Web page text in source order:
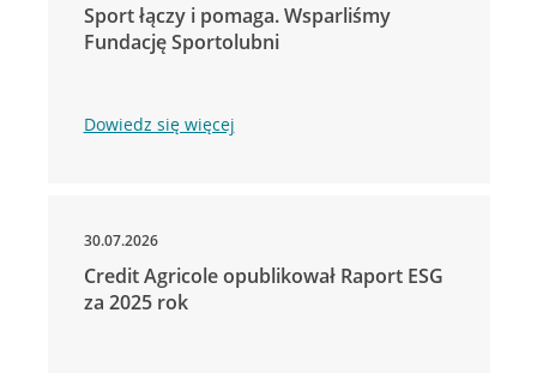
Sport łączy i pomaga. Wsparliśmy
Fundację Sportolubni
Dowiedz się więcej
30.07.2026
Credit Agricole opublikował Raport ESG
za 2025 rok